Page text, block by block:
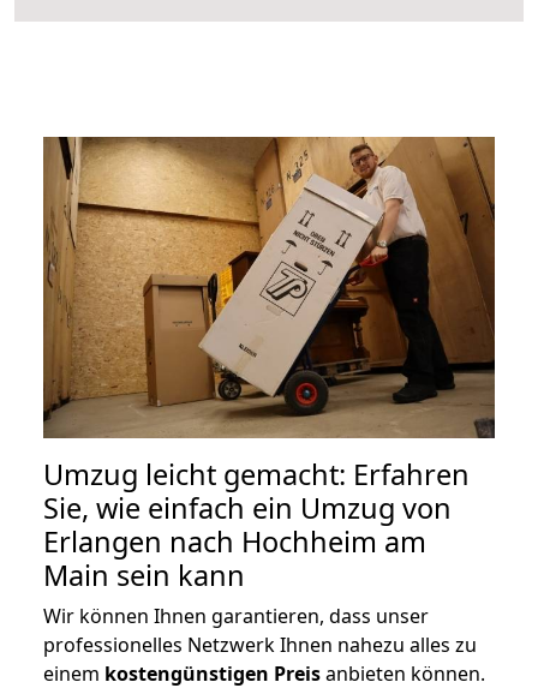
Umzug leicht gemacht: Erfahren
Sie, wie einfach ein Umzug von
Erlangen nach Hochheim am
Main sein kann
Wir können Ihnen garantieren, dass unser
professionelles Netzwerk Ihnen nahezu alles zu
einem kostengünstigen Preisanbieten können.